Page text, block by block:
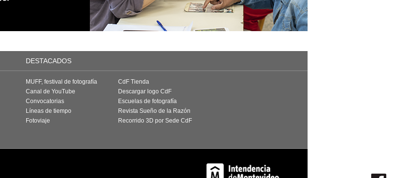
DESTACADOS
MUFF, festival de fotografía
Canal de YouTube
Convocatorias
Líneas de tiempo
Fotoviaje
CdF Tienda
Descargar logo CdF
Escuelas de fotografía
Revista Sueño de la Razón
Recorrido 3D por Sede CdF